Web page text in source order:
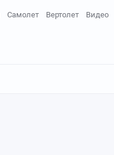
Самолет Вертолет Видео